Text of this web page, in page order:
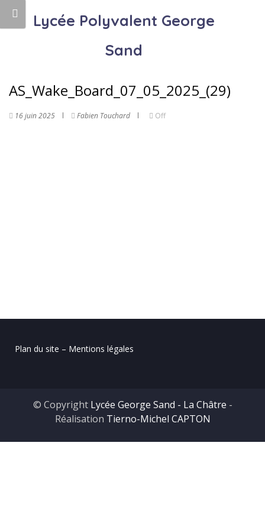
Lycée Polyvalent George
Sand
AS_Wake_Board_07_05_2025_(29)
16 juin 2025 Fabien Touchard Off
Plan du site – Mentions légales
© Copyright Lycée George Sand - La Châtre -
Réalisation Tierno-Michel CAPTON